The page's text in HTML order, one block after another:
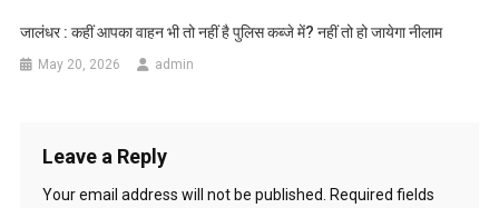
जालंधर : कहीं आपका वाहन भी तो नहीं है पुलिस कब्जे में? नहीं तो हो जायेगा नीलाम
May 20, 2026 admin
Leave a Reply
Your email address will not be published.
Required fields